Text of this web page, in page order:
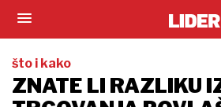
što i kako
ZNATE LI RAZLIKU